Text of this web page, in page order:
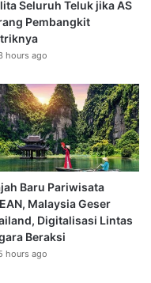
Seluruh Teluk jika AS
Pembangkit
hours ago
Baru Pariwisata
Malaysia Geser
Digitalisasi Lintas
Beraksi
hours ago